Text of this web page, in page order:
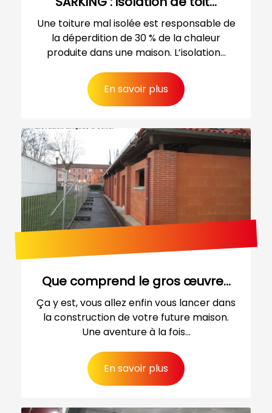
Une toiture mal isolée est responsable de
la déperdition de 30 % de la chaleur
produite dans une maison. L’isolation...
En savoir plus
Que comprend le gros œuvre...
Ça y est, vous allez enfin vous lancer dans
la construction de votre future maison.
Une aventure à la fois...
En savoir plus